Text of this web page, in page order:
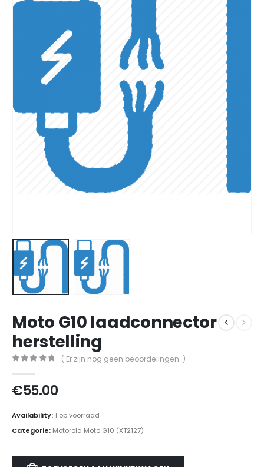
Moto G10 laadconnector
herstelling
( Er zijn nog geen beoordelingen. )
€55.00
Availability: 1 op voorraad
Categorie: Motorola Moto G10 (XT2127)